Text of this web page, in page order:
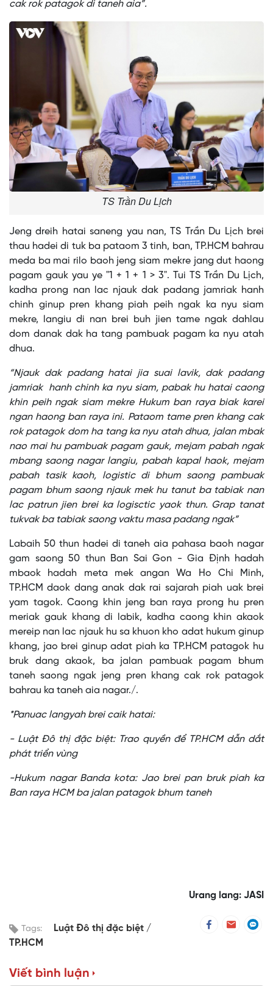
cak rok patagok di taneh aia”.
TS Trần Du Lịch
Jeng dreih hatai saneng yau nan, TS Trần Du Lịch brei
thau hadei di tuk ba pataom 3 tinh, ban, TP.HCM bahrau
meda ba mai rilo baoh jeng siam mekre jang dut haong
pagam gauk yau ye "1 + 1 + 1 > 3". Tui TS Trần Du Lịch,
kadha prong nan lac njauk dak padang jamriak hanh
chinh ginup pren khang piah peih ngak ka nyu siam
mekre, langiu di nan brei buh jien tame ngak dahlau
dom danak dak ha tang pambuak pagam ka nyu atah
dhua.
“Njauk dak padang hatai jia suai lavik, dak padang
jamriak hanh chinh ka nyu siam, pabak hu hatai caong
khin peih ngak siam mekre Hukum ban raya biak karei
ngan haong ban raya ini. Pataom tame pren khang cak
rok patagok dom ha tang ka nyu atah dhua, jalan mbak
nao mai hu pambuak pagam gauk, mejam pabah ngak
mbang saong nagar langiu, pabah kapal haok, mejam
pabah tasik kaoh, logistic di bhum saong pambuak
pagam bhum saong njauk mek hu tanut ba tabiak nan
lac patrun jien brei ka logisctic yaok thun. Grap tanat
tukvak ba tabiak saong vaktu masa padang ngak”
Labaih 50 thun hadei di taneh aia pahasa baoh nagar
gam saong 50 thun Ban Sai Gon - Gia Định hadah
mbaok hadah meta mek angan Wa Ho Chi Minh,
TP.HCM daok dang anak dak rai sajarah piah uak brei
yam tagok. Caong khin jeng ban raya prong hu pren
meriak gauk khang di labik, kadha caong khin akaok
mereip nan lac njauk hu sa khuon kho adat hukum ginup
khang, jao brei ginup adat piah ka TP.HCM patagok hu
bruk dang akaok, ba jalan pambuak pagam bhum
taneh saong ngak jeng pren khang cak rok patagok
bahrau ka taneh aia nagar./.
*Panuac langyah brei caik hatai:
- Luật Đô thị đặc biệt: Trao quyền để TP.HCM dẫn dắt
phát triển vùng
-Hukum nagar Banda kota: Jao brei pan bruk piah ka
Ban raya HCM ba jalan patagok bhum taneh
Urang lang: JASI
Tags:
Luật Đô thị đặc biệt
TP.HCM
Viết bình luận